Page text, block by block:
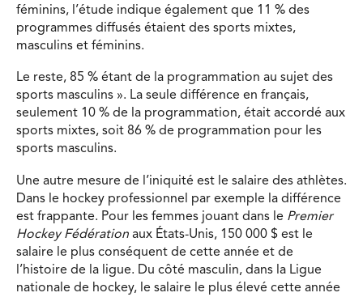
féminins, l’étude indique également que 11 % des
programmes diffusés étaient des sports mixtes,
masculins et féminins.
Le reste, 85 % étant de la programmation au sujet des
sports masculins ». La seule différence en français,
seulement 10 % de la programmation, était accordé aux
sports mixtes, soit 86 % de programmation pour les
sports masculins.
Une autre mesure de l’iniquité est le salaire des athlètes.
Dans le hockey professionnel par exemple la différence
est frappante. Pour les femmes jouant dans le Premier
Hockey Fédération aux États-Unis, 150 000 $ est le
salaire le plus conséquent de cette année et de
l’histoire de la ligue. Du côté masculin, dans la Ligue
nationale de hockey, le salaire le plus élevé cette année